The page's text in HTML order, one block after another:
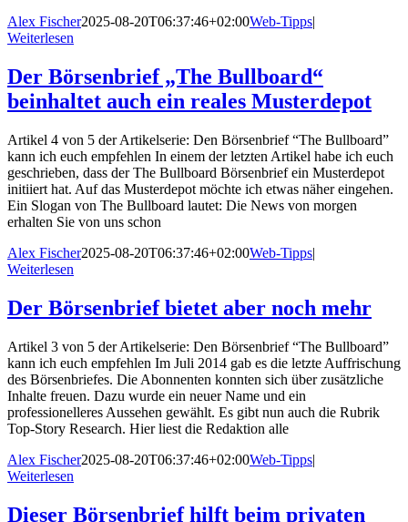
Alex Fischer2025-08-20T06:37:46+02:00Web-Tipps
Weiterlesen
Der Börsenbrief „The Bullboard“
beinhaltet auch ein reales Musterdepot
Artikel 4 von 5 der Artikelserie: Den Börsenbrief “The Bullboard”
kann ich euch empfehlen In einem der letzten Artikel habe ich euch
geschrieben, dass der The Bullboard Börsenbrief ein Musterdepot
initiiert hat. Auf das Musterdepot möchte ich etwas näher eingehen.
Ein Slogan von The Bullboard lautet: Die News von morgen
erhalten Sie von uns schon
Alex Fischer2025-08-20T06:37:46+02:00Web-Tipps|
Weiterlesen
Der Börsenbrief bietet aber noch mehr
Artikel 3 von 5 der Artikelserie: Den Börsenbrief “The Bullboard”
kann ich euch empfehlen Im Juli 2014 gab es die letzte Auffrischung
des Börsenbriefes. Die Abonnenten konnten sich über zusätzliche
Inhalte freuen. Dazu wurde ein neuer Name und ein
professionelleres Aussehen gewählt. Es gibt nun auch die Rubrik
Top-Story Research. Hier liest die Redaktion alle
Alex Fischer2025-08-20T06:37:46+02:00Web-Tipps|
Weiterlesen
Dieser Börsenbrief hilft beim privaten